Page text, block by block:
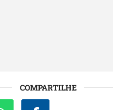
COMPARTILHE